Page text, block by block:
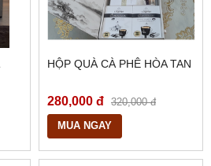
HỘP QUÀ CÀ PHÊ HÒA TAN
280,000 đ 320,000 đ
MUA NGAY